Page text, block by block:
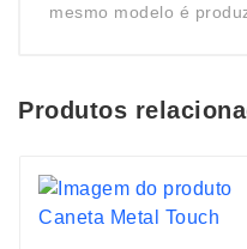
mesmo modelo é
Produtos